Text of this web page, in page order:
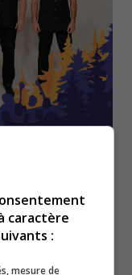
caractère
:
mesure de